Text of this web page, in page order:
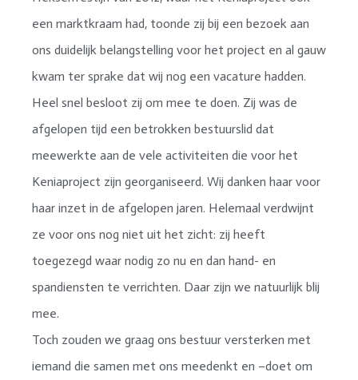
een marktkraam had, toonde zij bij een bezoek aan
ons duidelijk belangstelling voor het project en al gauw
kwam ter sprake dat wij nog een vacature hadden.
Heel snel besloot zij om mee te doen. Zij was de
afgelopen tijd een betrokken bestuurslid dat
meewerkte aan de vele activiteiten die voor het
Keniaproject zijn georganiseerd. Wij danken haar voor
haar inzet in de afgelopen jaren. Helemaal verdwijnt
ze voor ons nog niet uit het zicht: zij heeft
toegezegd waar nodig zo nu en dan hand- en
spandiensten te verrichten. Daar zijn we natuurlijk blij
mee.
Toch zouden we graag ons bestuur versterken met
iemand die samen met ons meedenkt en –doet om